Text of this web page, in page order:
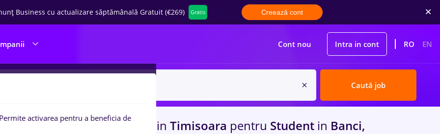
Business cu actualizare săptămânală Gratuit (€269) Gratis Creează cont
Cont nou Intra in cont RO EN
Caută job
de muncacu salarii turca in Timisoara pentru Student in Banci,
Permite activarea pentru a beneficia de